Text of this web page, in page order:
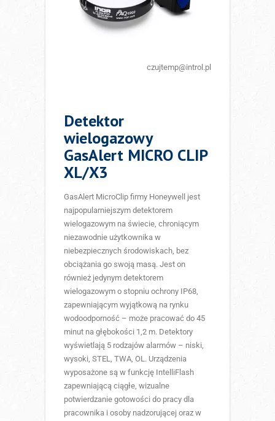
czujtemp@introl.pl
Detektor
wielogazowy
GasAlert MICRO CLIP
XL/X3
GasAlert MicroClip firmy Honeywell jest
najpopularniejszym detektorem
wielogazowym na świecie, chroniącym
niezawodnie użytkownika w
niebezpiecznych środowiskach, bez
obciążania go swoją masą. Jest on
również jedynym detektorem
wielogazowym o stopniu ochrony IP68,
zapewniającym wyjątkową na rynku
wodoodporność – może pracować do 45
minut na głębokości 1,2 m. Detektory
wyświetlają 5 rodzajów alarmów – niski,
wysoki, STEL, TWA, OL. Urządzenia
wyposażone są w funkcję IntelliFlash
zapewniającą ciągłe, wizualne
potwierdzanie gotowości do pracy dla
pracownika i osoby nadzorującej oraz w